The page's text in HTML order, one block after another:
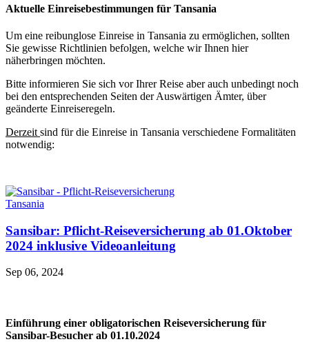
Aktuelle Einreisebestimmungen für Tansania
Um eine reibunglose Einreise in Tansania zu ermöglichen, sollten
Sie gewisse Richtlinien befolgen, welche wir Ihnen hier
näherbringen möchten.
Bitte informieren Sie sich vor Ihrer Reise aber auch unbedingt noch
bei den entsprechenden Seiten der Auswärtigen Ämter, über
geänderte Einreiseregeln.
Derzeit sind für die Einreise in Tansania verschiedene Formalitäten
notwendig:
Tansania
Sansibar: Pflicht-Reiseversicherung ab 01.Oktober
2024 inklusive Videoanleitung
Sep 06, 2024
Einführung einer obligatorischen Reiseversicherung für
Sansibar-Besucher ab 01.10.2024